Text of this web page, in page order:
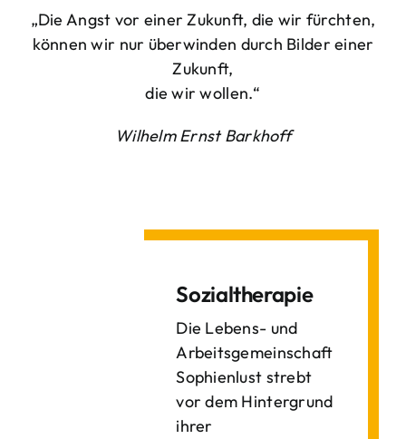
„Die Angst vor einer Zukunft, die wir fürchten,
können wir nur überwinden durch Bilder einer
Zukunft,
die wir wollen.“
Wilhelm Ernst Barkhoff
Sozialtherapie
Die Lebens- und
Arbeitsgemeinschaft
Sophienlust strebt
vor dem Hintergrund
ihrer